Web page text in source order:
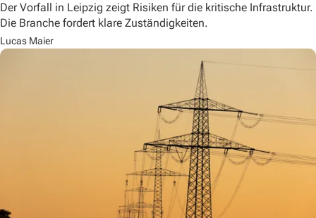
Der Vorfall in Leipzig zeigt Risiken für die kritische Infrastruktur.
Die Branche fordert klare Zuständigkeiten.
Lucas Maier